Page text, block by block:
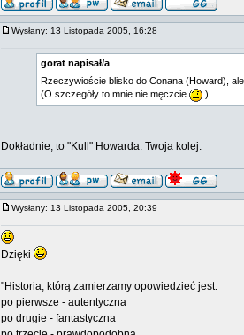
Wysłany: 13 Listopada 2005, 16:28
gorat napisał/a
Rzeczywioście blisko do Conana (Howard),
(O szczegóły to mnie nie męczcie
).
Dokładnie, to "Kull" Howarda. Twoja kolej.
Wysłany: 13 Listopada 2005, 20:39
Dzięki
"Historia, którą zamierzamy opowiedzieć jest:
po pierwsze - autentyczna
po drugie - fantastyczna